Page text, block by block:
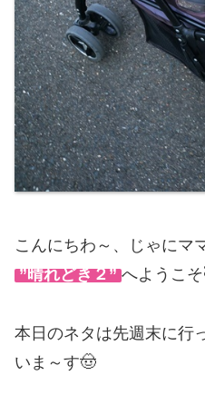
こんにちわ～、じゃにマ
”晴れどき２” へようこ
本日のネタは先週末に行
いま～す🤠